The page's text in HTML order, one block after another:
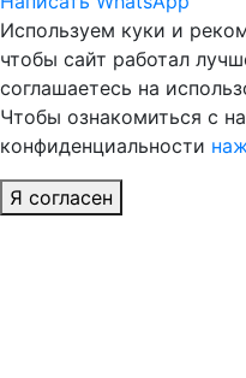
Используем куки и
чтобы сайт работал
соглашаетесь на
Чтобы ознакомиться с
конфиденциальности
Я согласен